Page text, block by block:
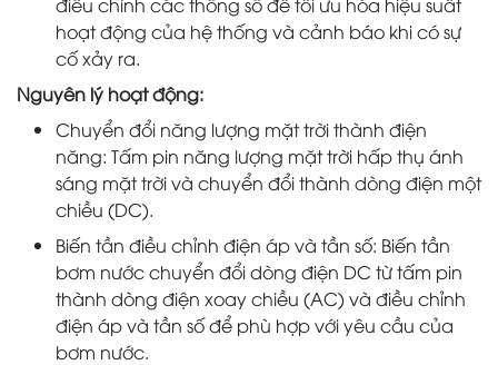
hoạt động của hệ thống và cảnh báo khi có sự
cố xảy ra.
Nguyên lý hoạt động:
Chuyển đổi năng lượng mặt trời thành điện
năng: Tấm pin năng lượng mặt trời hấp thụ ánh
sáng mặt trời và chuyển đổi thành dòng điện một
chiều (DC).
Biến tần điều chỉnh điện áp và tần số: Biến tần
bơm nước chuyển đổi dòng điện DC từ tấm pin
thành dòng điện xoay chiều (AC) và điều chỉnh
điện áp và tần số để phù hợp với yêu cầu của
bơm nước.